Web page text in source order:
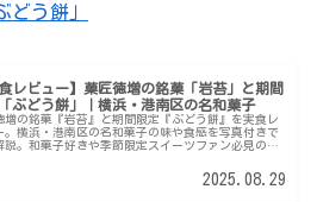
どう餅」
食レビュー】菓匠徳増の銘菓「岩苔」と期間
ぶどう餅」｜横浜・港南区の名和菓子
増の銘菓『岩苔』と期間限定『ぶどう餅』を実食レ
。横浜・港南区の名和菓子の味や食感を写真付きで
説。和菓子好きや季節限定スイーツファン必見の記
2025.08.29